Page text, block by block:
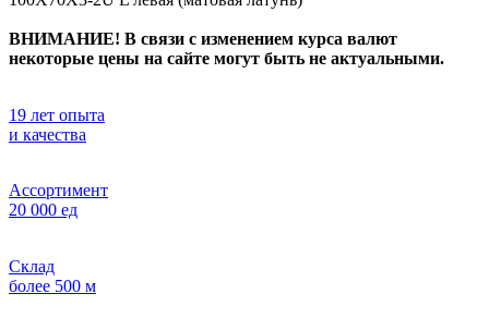
ВНИМАНИЕ! В связи с изменением курса валют
некоторые цены на сайте могут быть не актуальными.
19 лет опыта
и качества
Ассортимент
20 000 ед
Склад
более 500 м